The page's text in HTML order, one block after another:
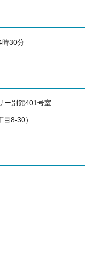
時30分
ー別館401号室
8-30）